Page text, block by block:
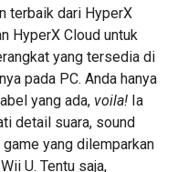
terbaik dari HyperX
HyperX Cloud untuk
yang tersedia di
pada PC. Anda hanya
yang ada, voila!Ia
detail suara, sound
yang dilemparkan
U. Tentu saja,